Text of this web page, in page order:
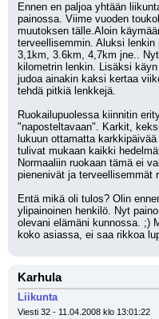
Ennen en paljoa yhtään
painossa. Viime vuoden
muutoksen tälle.Aloin
terveellisemmin. Aluksi
3,1km, 3.6km, 4,7km jne..
kilometrin lenkin. Lisäksi
judoa ainakin kaksi kertaa
tehdä pitkiä lenkkejä.
Ruokailupuolessa kiinnitin
"naposteltavaan". Karkit,
lukuun ottamatta
tulivat mukaan kaikki
Normaaliin ruokaan tämä ei
pienenivät ja terveellisemmät
Entä mikä oli tulos? Olin
ylipainoinen henkilö. Nyt
olevani elämäni kunnossa. ;)
koko asiassa, ei saa rikkoa
Karhula
Liikunta
Viesti 32 - 11.04.2008 klo 13:01:22